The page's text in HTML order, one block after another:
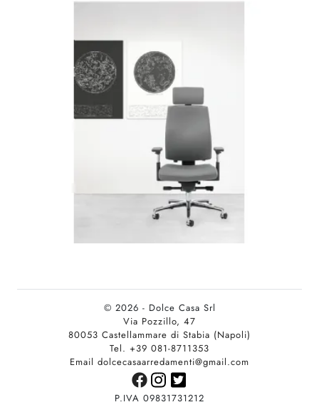
© 2026 - Dolce Casa Srl
Via Pozzillo, 47
80053 Castellammare di Stabia (Napoli)
Tel. +39 081-8711353
Email dolcecasaarredamenti@gmail.com
P.IVA 09831731212